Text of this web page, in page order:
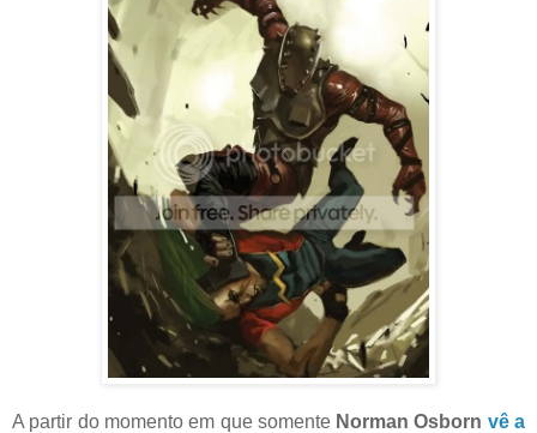
A partir do momento em que somente Norman Osborn vê a